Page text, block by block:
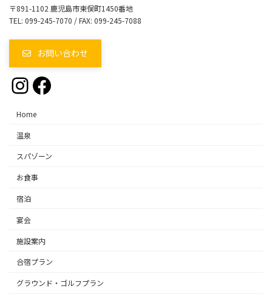
〒891-1102 鹿児島市東俣町1450番地
TEL: 099-245-7070 / FAX: 099-245-7088
お問い合わせ
Instagram
Facebook
Home
温泉
スパゾーン
お食事
宿泊
宴会
施設案内
合宿プラン
グラウンド・ゴルフプラン